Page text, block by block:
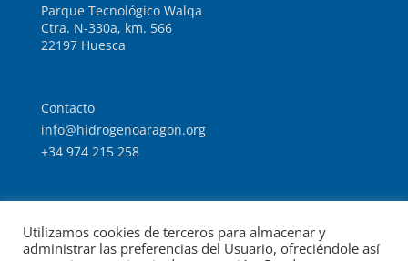
Parque Tecnológico Walqa
Ctra. N-330a, km. 566
22197 Huesca
Contacto
info@hidrogenoaragon.org
+34 974 215 258
Intranet
Utilizamos cookies de terceros para almacenar y
administrar las preferencias del Usuario, ofreciéndole así